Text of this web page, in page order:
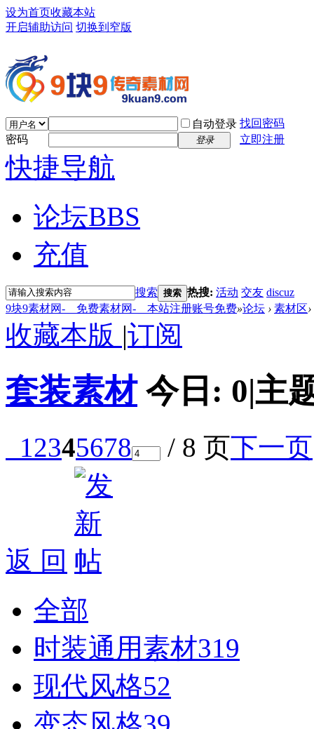
设为首页收藏本站
开启辅助访问 切换到窄版
自动登录 找回密码
密码
登录 立即注册
快捷导航
论坛BBS
充值
搜索 搜索 热搜: 活动 交友 discuz
9块9素材网-＿免费素材网-＿本站注册账号免费»论坛 › 素材区›
收藏本版 |订阅
套装素材 今日: 0|主
12345678 / 8 页下一页
返 回
全部
时装通用素材319
现代风格52